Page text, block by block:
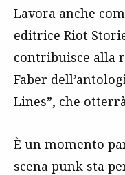
Lavora anche
editrice Riot
contribuisce alla
Faber
Lines”, che
È un momento
scena punk sta